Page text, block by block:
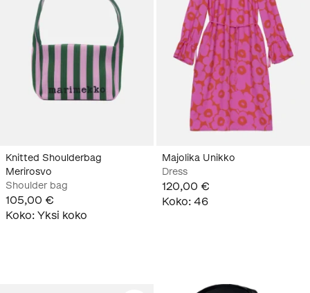
Knitted Shoulderbag
Merirosvo
Shoulder bag
105,00 €
Koko: Yksi koko
Majolika Unikko
Dress
120,00 €
Koko: 46